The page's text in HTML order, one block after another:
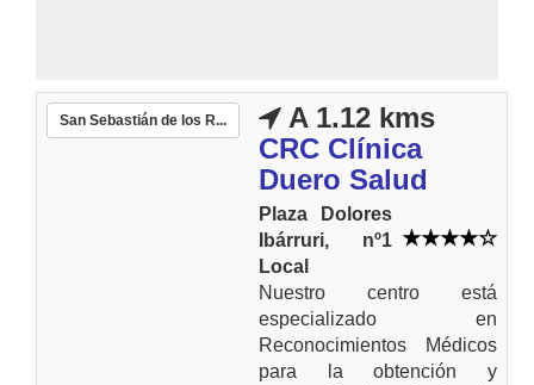
San Sebastián de los R...
A 1.12 kms
CRC Clínica
Duero Salud
Plaza Dolores
Ibárruri, nº1
Local
Nuestro centro está
especializado en
Reconocimientos Médicos
para la obtención y